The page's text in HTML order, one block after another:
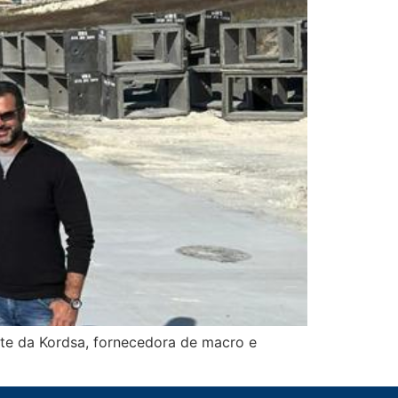
da Kordsa, fornecedora de macro e